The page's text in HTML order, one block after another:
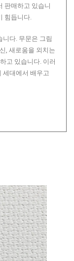
판매하고 있습니
힘듭니다.
다. 무문은 그림
, 새로움을 외치는
고 있습니다. 이러
세대에서 배우고